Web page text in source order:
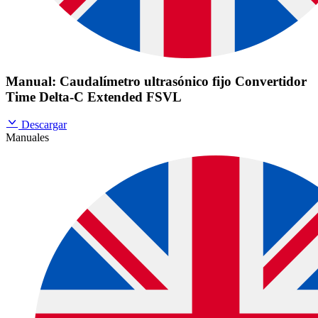
Manual: Caudalímetro ultrasónico fijo Convertidor
Time Delta-C Extended FSVL
Descargar
Manuales